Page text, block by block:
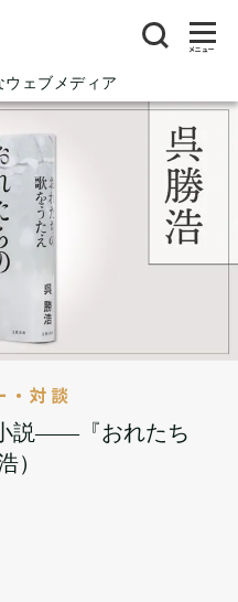
ェブメディア
メニュー
・対談
説――『おれたち
）